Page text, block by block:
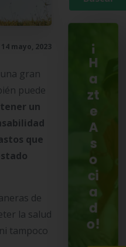
14 mayo, 2023
gran
puede
un
que
de
la salud
tampoco
¡
H
a
zt
e
A
s
o
ci
a
d
o!